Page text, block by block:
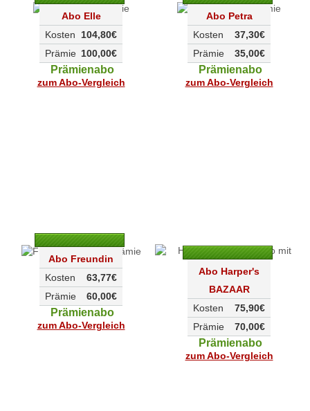
Abo Elle
104,80€
Kosten
100,00€
Prämie
Prämienabo
zum Abo-Vergleich
Abo Petra
37,30€
Kosten
35,00€
Prämie
Prämienabo
zum Abo-Vergleich
Abo Freundin
63,77€
Kosten
60,00€
Prämie
Prämienabo
zum Abo-Vergleich
Abo Harper's
BAZAAR
75,90€
Kosten
70,00€
Prämie
Prämienabo
zum Abo-Vergleich